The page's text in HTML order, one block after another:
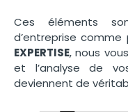
Ces éléments
d’entreprise comme
EXPERTISE, nous
et l’analyse de
deviennent de